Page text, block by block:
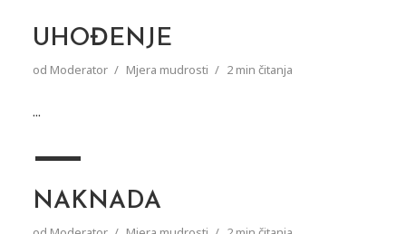
UHOĐENJE
od Moderator Mjera mudrosti 2 min čitanja
...
NAKNADA